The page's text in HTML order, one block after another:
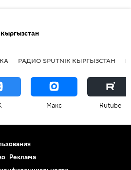
Кыргызстан
РАДИО SPUTNIK КЫРГЫЗСТАН
Макс Rutube
Реклама